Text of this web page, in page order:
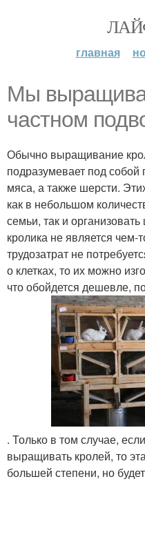
главная
Мы
частном
Обычно выращивание
подразумевает под собой
мяса, а также шерсти.
как в небольшом
семьи, так и
кролика не является
трудозатрат не
о клетках, то их можно
что обойдется дешевле,
. Только в том случае,
выращивать кролей, то
большей степени, но